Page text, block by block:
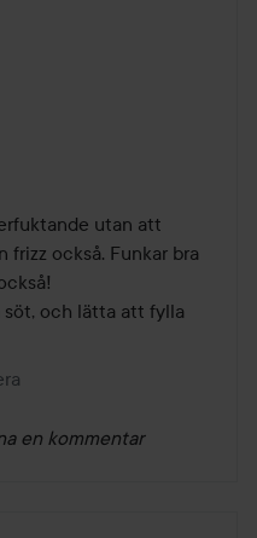
år
utan att
frizz också. Funkar bra
söt, och lätta att fylla
en kommentar